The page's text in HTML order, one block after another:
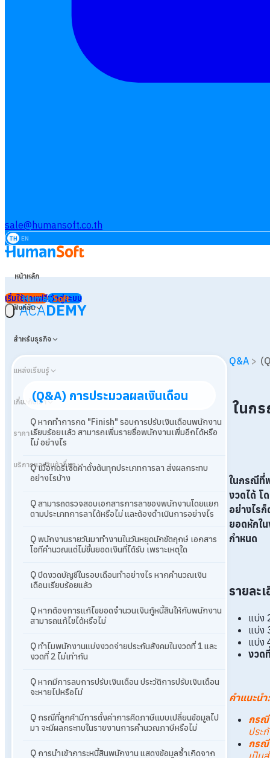
sale@humansoft.co.th
TH EN
หน้าหลัก
ฟังก์ชัน
สำหรับธุรกิจ
แหล่งเรียนรู้
เกี่ยวกับเรา
ราคา
บริการและสินค้าอื่นๆ
เริ่มใช้งานฟรีเข้าสู่ระบบ
ACADEMY
(Q&A) การประมวลผลเงินเดือน
Q หากทำการกด "Finish" รอบการปรับเงินเดือนพนักงาน
เรียบร้อยเเล้ว สามารถเพิ่มรายชื่อพนักงานเพิ่มอีกได้หรือ
ไม่ อย่างไร
Q เมื่อกดรีเซ็ตค่าตั้งต้นทุกประเภทการลา ส่งผลกระทบ
อย่างไรบ้าง
Q สามารถตรวจสอบเอกสารการลาของพนักงานโดยแยก
ตามประเภทการลาได้หรือไม่ และต้องดำเนินการอย่างไร
Q พนักงานรายวันมาทำงานในวันหยุดนักขัตฤกษ์ เอกสาร
โอทีคำนวณแต่ไม่ขึ้นยอดเงินที่ได้รับ เพราะเหตุใด
Q ปิดงวดบัญชีในรอบเดือนทำอย่างไร หากคำนวณเงิน
เดือนเรียบร้อยแล้ว
Q หากต้องการแก้ไขยอดจำนวนเงินกู้หนี้สินให้กับพนักงาน
สามารถแก้ไขได้หรือไม่
Q ทำไมพนักงานแบ่งงวดจ่ายประกันสังคมในงวดที่ 1 และ
งวดที่ 2 ไม่เท่ากัน
Q หากมีการลบการปรับเงินเดือน ประวัติการปรับเงินเดือน
จะหายไปหรือไม่
Q กรณีที่ลูกค้ามีการตั้งค่าการคิดภาษีแบบเปลี่ยนข้อมูลไป
มา จะมีผลกระทบในรายงานการคำนวณภาษีหรือไม่
Q การนำเข้าภาระหนี้สินพนักงาน แสดงข้อมูลซ้ำเกิดจาก
Q&A >
ในก
ในกรณีที่
งวดได้ โ
อย่างไร
ยอดหักใ
กำหนด
รายละ
แบ่ง
แบ่ง
แบ่ง
งวด
คำแนะนำ:
กรณี
ประ
กรณี